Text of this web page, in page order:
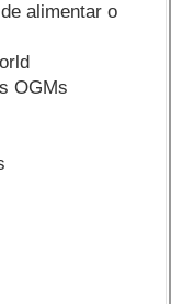
alimentar o
OGMs